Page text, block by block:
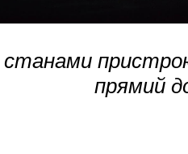
прямий